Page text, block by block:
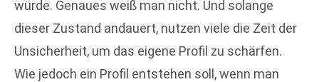
würde. Genaues weiß man nicht. Und solange
dieser Zustand andauert, nutzen viele die Zeit der
Unsicherheit, um das eigene Profil zu schärfen.
Wie jedoch ein Profil entstehen soll, wenn man